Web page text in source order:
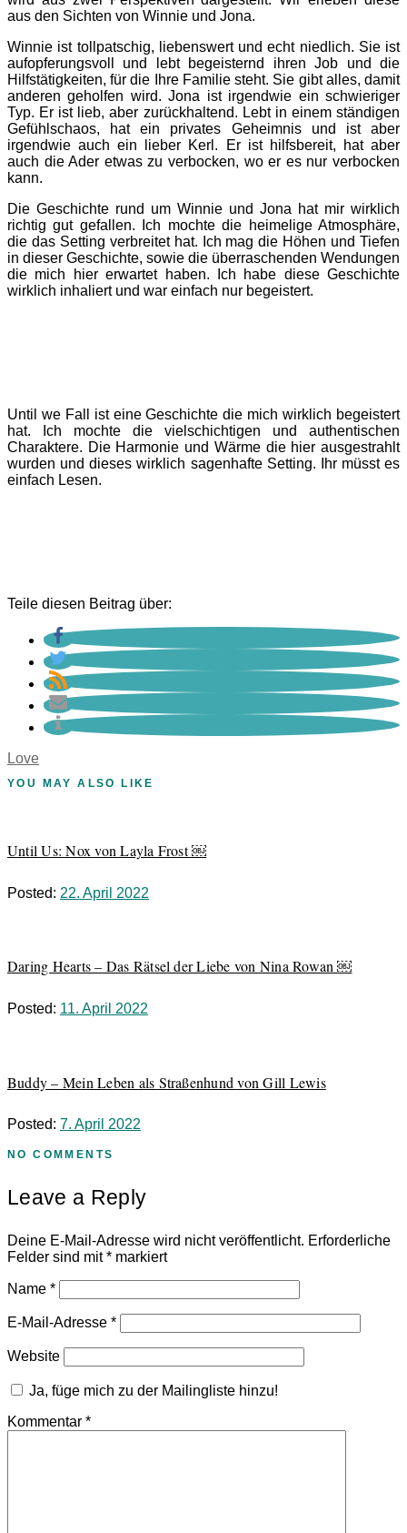
aus den Sichten von Winnie und Jona.
Winnie ist tollpatschig, liebenswert und echt niedlich. Sie ist
aufopferungsvoll und lebt begeisternd ihren Job und die
Hilfstätigkeiten, für die Ihre Familie steht. Sie gibt alles, damit
anderen geholfen wird. Jona ist irgendwie ein schwieriger
Typ. Er ist lieb, aber zurückhaltend. Lebt in einem ständigen
Gefühlschaos, hat ein privates Geheimnis und ist aber
irgendwie auch ein lieber Kerl. Er ist hilfsbereit, hat aber
auch die Ader etwas zu verbocken, wo er es nur verbocken
kann.
Die Geschichte rund um Winnie und Jona hat mir wirklich
richtig gut gefallen. Ich mochte die heimelige Atmosphäre,
die das Setting verbreitet hat. Ich mag die Höhen und Tiefen
in dieser Geschichte, sowie die überraschenden Wendungen
die mich hier erwartet haben. Ich habe diese Geschichte
wirklich inhaliert und war einfach nur begeistert.
Until we Fall ist eine Geschichte die mich wirklich begeistert
hat. Ich mochte die vielschichtigen und authentischen
Charaktere. Die Harmonie und Wärme die hier ausgestrahlt
wurden und dieses wirklich sagenhafte Setting. Ihr müsst es
einfach Lesen.
Teile diesen Beitrag über:
Love
YOU MAY ALSO LIKE
Until Us: Nox von Layla Frost ￼
Posted: 22. April 2022
Daring Hearts – Das Rätsel der Liebe von Nina Rowan ￼
Posted: 11. April 2022
Buddy – Mein Leben als Straßenhund von Gill Lewis
Posted: 7. April 2022
NO COMMENTS
Leave a Reply
Deine E-Mail-Adresse wird nicht veröffentlicht. Erforderliche
Felder sind mit* markiert
Name *
E-Mail-Adresse *
Website
Ja, füge mich zu der Mailingliste hinzu!
Kommentar *